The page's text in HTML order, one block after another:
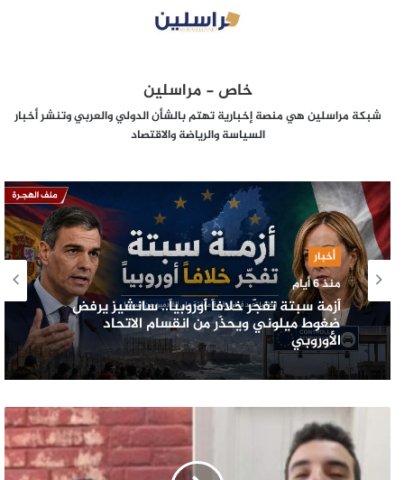
خاص - مراسلين
شبكة مراسلين هي منصة إخبارية تهتم بالشأن الدولي والعربي وتنشر أخبار
السياسة والرياضة والاقتصاد
أخبار
منذ 6 أيام
أزمة سبتة تفجّر خلافاً أوروبياً.. سانشيز يرفض
ضغوط ميلوني ويحذّر من انقسام الاتحاد
الأوروبي